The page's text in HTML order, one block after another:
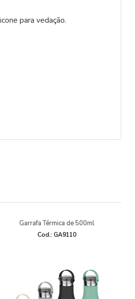
para vedação.
Garrafa Térmica de 500ml
Cod.: GA9110